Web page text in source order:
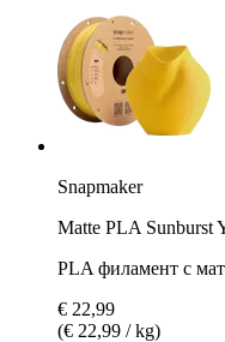
Snapmaker
Matte PLA Sunburst
PLA филамент с
€ 22,99
(€ 22,99 / kg)